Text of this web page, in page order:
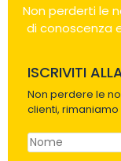
Non perderti le
di conoscenza
ISCRIVITI
Non perdere le
clienti,